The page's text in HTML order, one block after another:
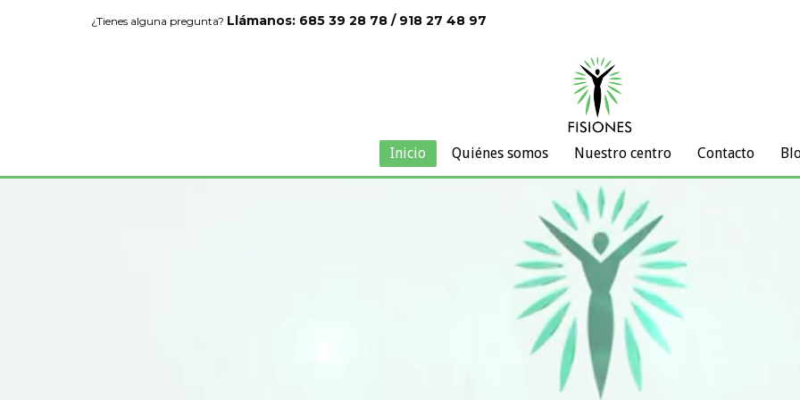
¿Tienes alguna pregunta? Llámanos: 685 39 28 78 / 918 27 48 97
Inicio Quiénes somos Nuestro centro Contacto